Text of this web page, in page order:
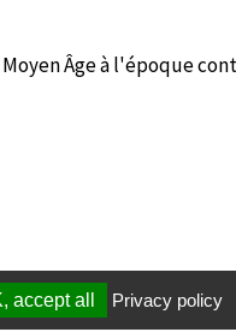
Âge à l'époque
accept all Privacy policy